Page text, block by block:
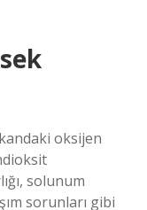
oksijen
solunum
sorunları gibi